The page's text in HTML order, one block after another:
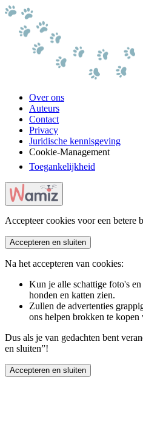
Over ons
Auteurs
Contact
Privacy
Juridische kennisgeving
Cookie-Management
Toegankelijkheid
Accepteer cookies voor een betere
Accepteren en sluiten
Na het accepteren van cookies:
Kun je alle schattige foto's
honden en katten zien.
Zullen de advertenties
ons helpen brokken te
Dus als je van gedachten bent
en sluiten”!
Accepteren en sluiten